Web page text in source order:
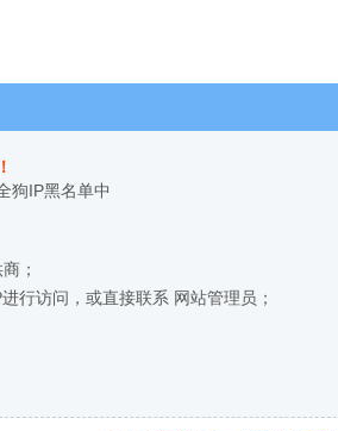
狗IP黑名单中
；
行访问，或直接联系 网站管理员；